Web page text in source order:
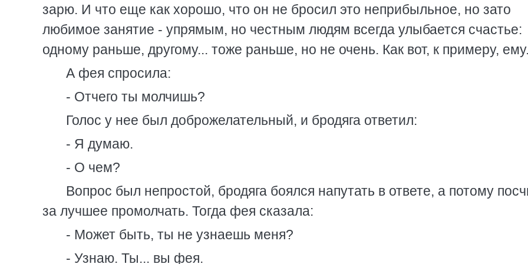
зарю. И что еще как хорошо, что он не бросил это неприбыльное, но зато
любимое занятие - упрямым, но честным людям всегда улыбается счастье:
одному раньше, другому... тоже раньше, но не очень. Как вот, к примеру,
А фея спросила:
- Отчего ты молчишь?
Голос у нее был доброжелательный, и бродяга ответил:
- Я думаю.
- О чем?
Вопрос был непростой, бродяга боялся напутать в ответе, а потому
за лучшее промолчать. Тогда фея сказала:
- Может быть, ты не узнаешь меня?
- Узнаю. Ты... вы фея.